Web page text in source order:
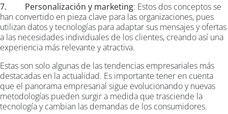
7. Personalización y marketing: Estos dos conceptos se
han convertido en pieza clave para las organizaciones, pues
utilizan datos y tecnologías para adaptar sus mensajes y ofertas
a las necesidades individuales de los clientes, creando así una
experiencia más relevante y atractiva.
Estas son solo algunas de las tendencias empresariales más
destacadas en la actualidad. Es importante tener en cuenta
que el panorama empresarial sigue evolucionando y nuevas
metodologías pueden surgir a medida que trasciende la
tecnología y cambian las demandas de los consumidores.